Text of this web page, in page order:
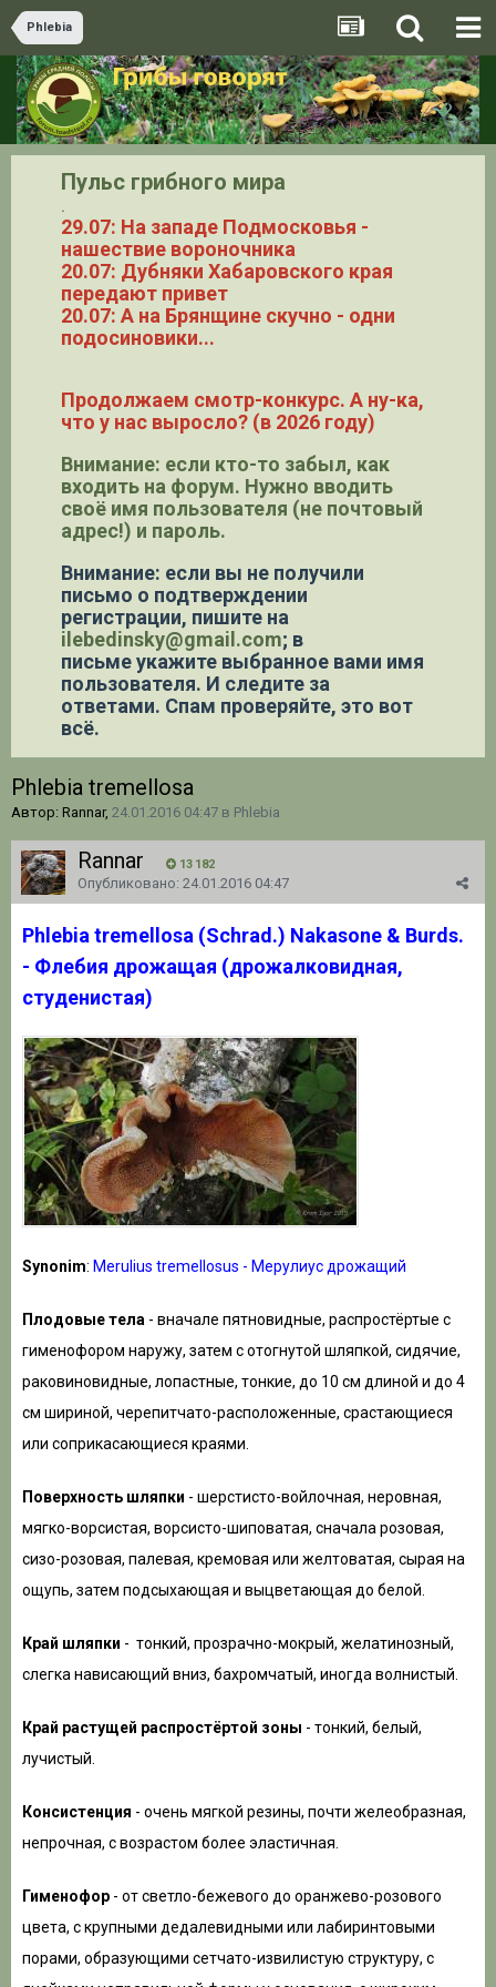
Phlebia
Пульс грибного мира
.
29.07: На западе Подмосковья -
нашествие вороночника
20.07: Дубняки Хабаровского края
передают привет
20.07: А на Брянщине скучно - одни
подосиновики...
Продолжаем смотр-конкурс. А ну-ка,
что у нас выросло? (в 2026 году)
Внимание: если кто-то забыл, как
входить на форум. Нужно вводить
своё имя пользователя (не почтовый
адрес!) и пароль.
Внимание: если вы не получили
письмо о подтверждении
регистрации, пишите на
ilebedinsky@gmail.com; в
письме укажите выбранное вами имя
пользователя. И следите за
ответами. Спам проверяйте, это вот
всё.
Phlebia tremellosa
Автор: Rannar, 24.01.2016 04:47 в Phlebia
Rannar 13 182
Опубликовано: 24.01.2016 04:47
Phlebia tremellosa (Schrad.) Nakasone & Burds.
- Флебия дрожащая (дрожалковидная,
студенистая)
Synonim: Merulius tremellosus - Мерулиус дрожащий
Плодовые тела - вначале пятновидные, распростёртые с
гименофором наружу, затем с отогнутой шляпкой, сидячие,
раковиновидные, лопастные, тонкие, до 10 см длиной и до 4
см шириной, черепитчато-расположенные, срастающиеся
или соприкасающиеся краями.
Поверхность шляпки - шерстисто-войлочная, неровная,
мягко-ворсистая, ворсисто-шиповатая, сначала розовая,
сизо-розовая, палевая, кремовая или желтоватая, сырая на
ощупь, затем подсыхающая и выцветающая до белой.
Край шляпки - тонкий, прозрачно-мокрый, желатинозный,
слегка нависающий вниз, бахромчатый, иногда волнистый.
Край растущей распростёртой зоны - тонкий, белый,
лучистый.
Консистенция - очень мягкой резины, почти желеобразная,
непрочная, с возрастом более эластичная.
Гименофор - от светло-бежевого до оранжево-розового
цвета, с крупными дедалевидными или лабиринтовыми
порами, образующими сетчато-извилистую структуру, с